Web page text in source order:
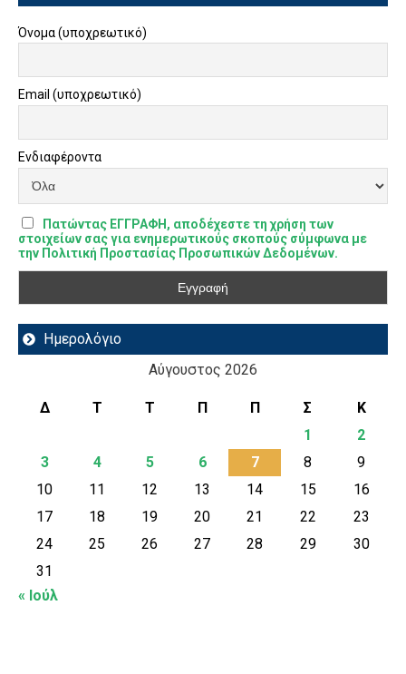
Όνομα (υποχρεωτικό)
Email (υποχρεωτικό)
Ενδιαφέροντα
Πατώντας ΕΓΓΡΑΦΗ, αποδέχεστε τη χρήση των
στοιχείων σας για ενημερωτικούς σκοπούς σύμφωνα με
την Πολιτική Προστασίας Προσωπικών Δεδομένων.
Ημερολόγιο
Αύγουστος 2026
Δ Τ Τ Π Π Σ
Κ
1
2
3
4 5 6 7 8
9
10
11 12 13 14 15
16
17
18 19 20 21 22
23
24
25 26 27 28 29
30
31
« Ιούλ